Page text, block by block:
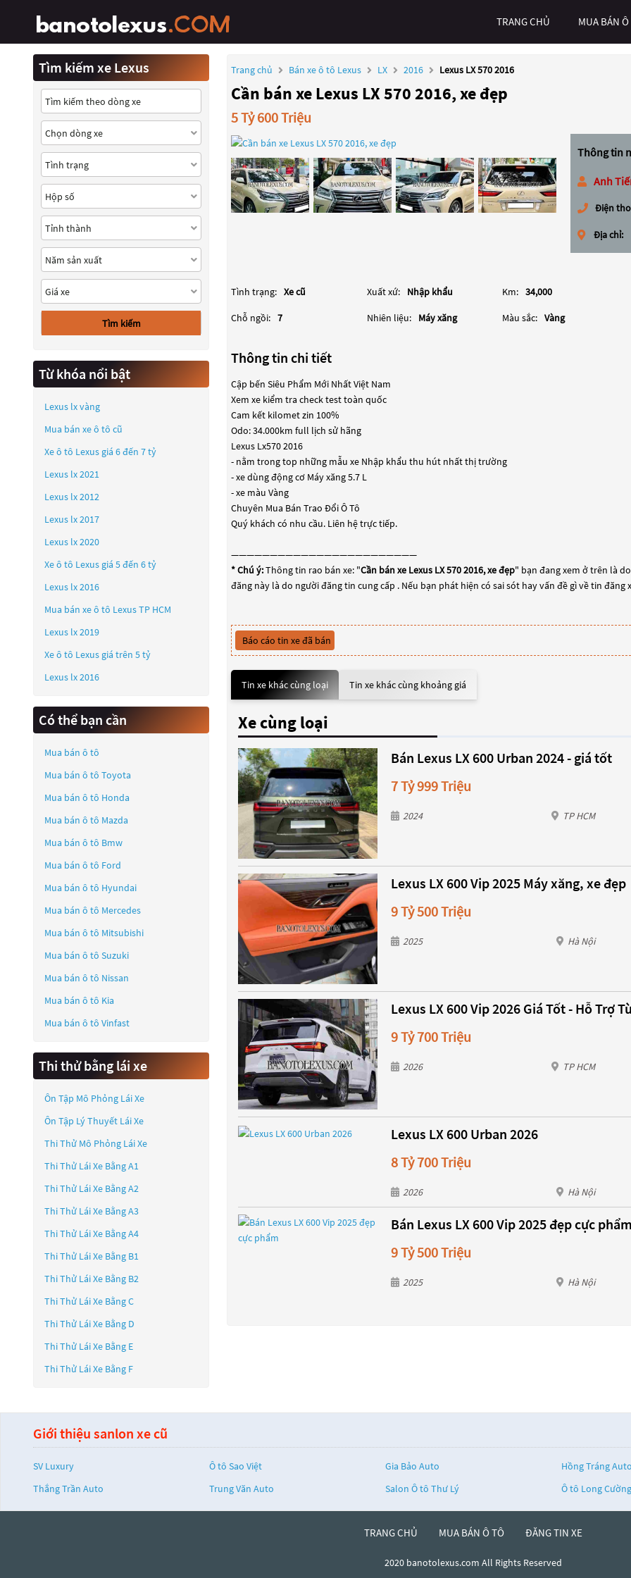
TRANG CHỦ MUA BÁN
Trang chủ Bán xe ô tô Lexus LX 2016 Lexus LX 570 2016
Cần bán xe Lexus LX 570 2016, xe đẹp
5 Tỷ 600 Triệu
Thông tin
Anh
Điện
Địa chỉ:
Tình trạng: Xe cũ Xuất xứ: Nhập khẩu Km: 34,000
Chỗ ngồi: 7 Nhiên liệu: Máy xăng Màu sắc: Vàng
Thông tin chi tiết
Cập bến Siêu Phẩm Mới Nhất Việt Nam
Xem xe kiểm tra check test toàn quốc
Cam kết kilomet zin 100%
Odo: 34.000km full lịch sử hãng
Lexus Lx570 2016
- nằm trong top những mẫu xe Nhập khẩu thu hút nhất thị trường
- xe dùng động cơ Máy xăng 5.7 L
- xe màu Vàng
Chuyên Mua Bán Trao Đổi Ô Tô
Quý khách có nhu cầu. Liên hệ trực tiếp.
————————————————————————
* Chú ý:Thông tin rao bán xe: "Cần bán xe Lexus LX 570 2016, xe đẹp" bạn đang xem ở trên là
đăng này là do người đăng tin cung cấp . Nếu bạn phát hiện có sai sót hay vấn đề gì về tin
Báo cáo tin xe đã bán
Tin xe khác cùng loại Tin xe khác cùng khoảng giá
Xe cùng loại
Bán Lexus LX 600 Urban 2024 - giá tốt
7 Tỷ 999 Triệu
2024 TP HCM
Lexus LX 600 Vip 2025 Máy xăng, xe đẹp
9 Tỷ 500 Triệu
2025 Hà Nội
Lexus LX 600 Vip 2026 Giá Tốt - Hỗ Trợ
9 Tỷ 700 Triệu
2026 TP HCM
Lexus LX 600 Urban 2026
8 Tỷ 700 Triệu
2026 Hà Nội
Bán Lexus LX 600 Vip 2025 đẹp cực phẩm
9 Tỷ 500 Triệu
2025 Hà Nội
Tìm kiếm xe Lexus
Tìm kiếm
Từ khóa nổi bật
Lexus lx vàng
Mua bán xe ô tô cũ
Xe ô tô Lexus giá 6 đến 7 tỷ
Lexus lx 2021
Lexus lx 2012
Lexus lx 2017
Lexus lx 2020
Xe ô tô Lexus giá 5 đến 6 tỷ
Lexus lx 2016
Mua bán xe ô tô Lexus TP HCM
Lexus lx 2019
Xe ô tô Lexus giá trên 5 tỷ
Lexus lx 2016
Có thể bạn cần
Mua bán ô tô
Mua bán ô tô Toyota
Mua bán ô tô Honda
Mua bán ô tô Mazda
Mua bán ô tô Bmw
Mua bán ô tô Ford
Mua bán ô tô Hyundai
Mua bán ô tô Mercedes
Mua bán ô tô Mitsubishi
Mua bán ô tô Suzuki
Mua bán ô tô Nissan
Mua bán ô tô Kia
Mua bán ô tô Vinfast
Thi thử bằng lái xe
Ôn Tập Mô Phỏng Lái Xe
Ôn Tập Lý Thuyết Lái Xe
Thi Thử Mô Phỏng Lái Xe
Thi Thử Lái Xe Bằng A1
Thi Thử Lái Xe Bằng A2
Thi Thử Lái Xe Bằng A3
Thi Thử Lái Xe Bằng A4
Thi Thử Lái Xe Bằng B1
Thi Thử Lái Xe Bằng B2
Thi Thử Lái Xe Bằng C
Thi Thử Lái Xe Bằng D
Thi Thử Lái Xe Bằng E
Thi Thử Lái Xe Bằng F
Giới thiệu sanlon xe cũ
SV Luxury Ô tô Sao Việt Gia Bảo Auto Hồng Tráng Auto
Thắng Trần Auto
Trung Văn Auto Salon Ô tô Thư Lý Ô tô Long Cường
TRANG CHỦ MUA BÁN Ô TÔ ĐĂNG TIN XE
2020 banotolexus.com All Rights Reserved